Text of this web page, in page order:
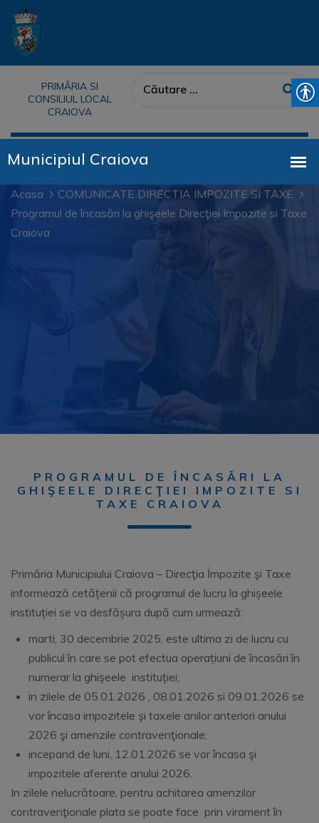
PRIMĂRIA SI
CONSILIUL LOCAL
CRAIOVA
Acasa
COMUNICATE DIRECTIA IMPOZITE SI TAXE
Programul de încasări la ghişeele Direcţiei Impozite si Taxe
Craiova
PROGRAMUL DE ÎNCASĂRI LA
GHIŞEELE DIRECŢIEI IMPOZITE SI
TAXE CRAIOVA
Primăria Municipiului Craiova – Direcţia İmpozite şi Taxe
informează cetățenii că programul de lucru la ghișeele
instituției se va desfășura după cum urmează:
marti, 30 decembrie 2025, este ultima zi de lucru cu
publicul în care se pot efectua operațiuni de încasări în
numerar la ghișeele instituției;
in zilele de 05.01.2026 , 08.01.2026 si 09.01.2026 se
vor încasa impozitele şi taxele anilor anteriori anului
2026 şi amenzile contravenţionale;
incepand de luni, 12.01.2026 se vor încasa şi
impozitele aferente anului 2026.
In zilele nelucrătoare, pentru achitarea amenzilor
contravenţionale plata se poate face prin virament în